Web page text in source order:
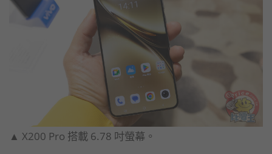
▲ X200 Pro 搭載 6.78 吋螢幕。